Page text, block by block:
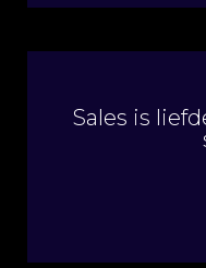
Sales is